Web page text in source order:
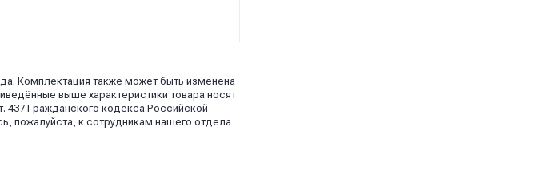
Комплектация также может быть изменена
выше характеристики товара носят
437 Гражданского кодекса Российской
пожалуйста, к сотрудникам нашего отдела